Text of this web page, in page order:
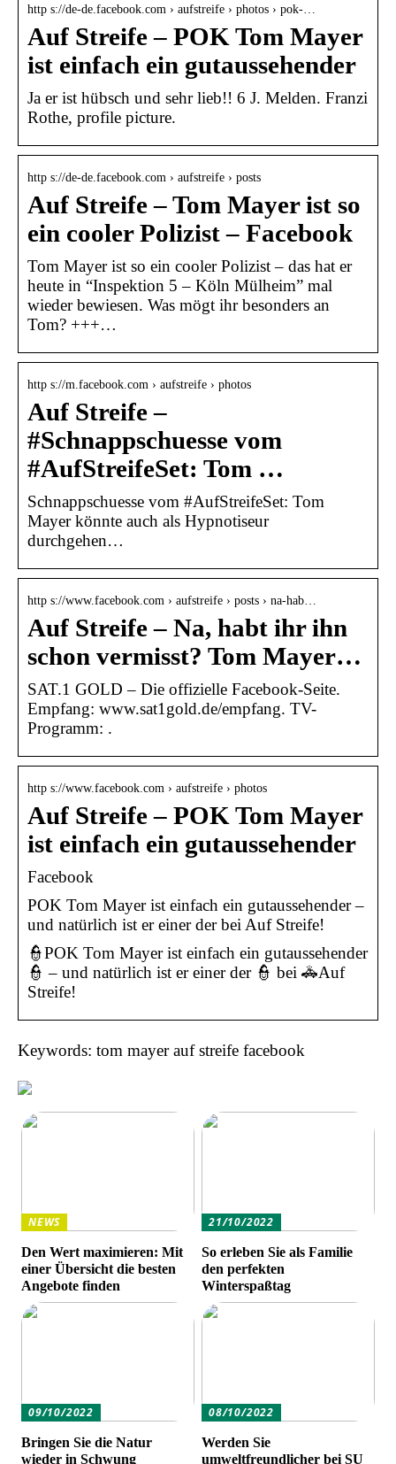
http s://de-de.facebook.com › aufstreife › photos › pok-…
Auf Streife – POK Tom Mayer
ist einfach ein gutaussehender
Ja er ist hübsch und sehr lieb!! 6 J. Melden. Franzi
Rothe, profile picture.
http s://de-de.facebook.com › aufstreife › posts
Auf Streife – Tom Mayer ist so
ein cooler Polizist – Facebook
Tom Mayer ist so ein cooler Polizist – das hat er
heute in “Inspektion 5 – Köln Mülheim” mal
wieder bewiesen. Was mögt ihr besonders an
Tom? +++…
http s://m.facebook.com › aufstreife › photos
Auf Streife –
#Schnappschuesse vom
#AufStreifeSet: Tom …
Schnappschuesse vom #AufStreifeSet: Tom
Mayer könnte auch als Hypnotiseur
durchgehen…
http s://www.facebook.com › aufstreife › posts › na-hab…
Auf Streife – Na, habt ihr ihn
schon vermisst? Tom Mayer…
SAT.1 GOLD – Die offizielle Facebook-Seite.
Empfang: www.sat1gold.de/empfang. TV-
Programm: .
http s://www.facebook.com › aufstreife › photos
Auf Streife – POK Tom Mayer
ist einfach ein gutaussehender
Facebook
POK Tom Mayer ist einfach ein gutaussehender –
und natürlich ist er einer der bei Auf Streife!
👮POK Tom Mayer ist einfach ein gutaussehender
👮 – und natürlich ist er einer der 👮 bei 🚓Auf
Streife!
Keywords: tom mayer auf streife facebook
NEWS
Den Wert maximieren: Mit
einer Übersicht die besten
Angebote finden
21/10/2022
So erleben Sie als Familie
den perfekten
Winterspaßtag
09/10/2022
Bringen Sie die Natur
wieder in Schwung
08/10/2022
Werden Sie
umweltfreundlicher bei SU